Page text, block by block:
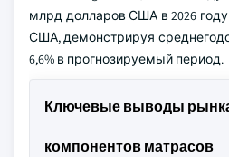
млрд долларов США в 2026
США, демонстрируя
6,6% в прогнозируемый период.
Ключевые выводы
компонентов матрасов